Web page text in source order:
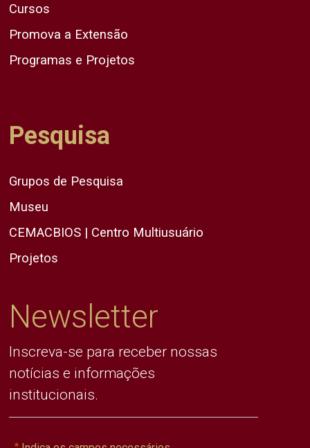
Cursos
Promova a Extensão
Programas e Projetos
Pesquisa
Grupos de Pesquisa
Museu
CEMACBIOS | Centro Multiusuário
Projetos
Newsletter
Inscreva-se para receber nossas
notícias e informações
institucionais.